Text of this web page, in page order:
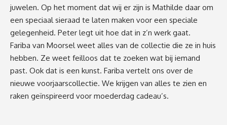
juwelen. Op het moment dat wij er zijn is Mathilde daar om
een speciaal sieraad te laten maken voor een speciale
gelegenheid. Peter legt uit hoe dat in z’n werk gaat.
Fariba van Moorsel weet alles van de collectie die ze in huis
hebben. Ze weet feilloos dat te zoeken wat bij iemand
past. Ook dat is een kunst. Fariba vertelt ons over de
nieuwe voorjaarscollectie. We krijgen van alles te zien en
raken geïnspireerd voor moederdag cadeau’s.